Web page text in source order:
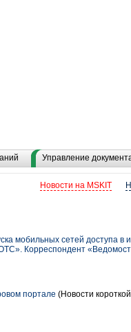
Управление
Новости на MSKIT
мобильных сетей доступа в
Корреспондент
портале (Новости